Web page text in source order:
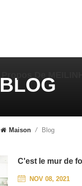
BLOG
Maison / Blog
C'est le mur de
NOV 08, 2021